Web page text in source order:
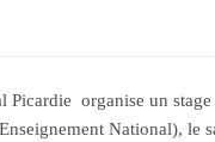
Picardie organise un
National), le